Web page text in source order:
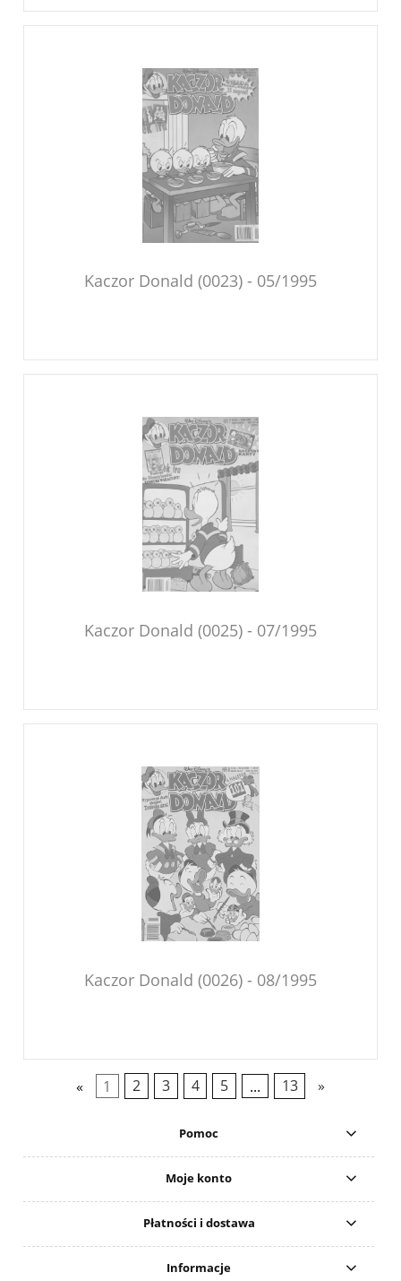
Kaczor Donald (0023) - 05/1995
Kaczor Donald (0025) - 07/1995
Kaczor Donald (0026) - 08/1995
« 1 2 3 4 5 ... 13 »
Pomoc
Moje konto
Płatności i dostawa
Informacje